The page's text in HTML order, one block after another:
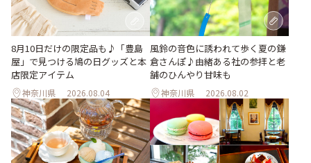
8月10日だけの限定品も♪「豊島
屋」で見つける鳩の日グッズと本
店限定アイテム
神奈川県 2026.08.04
風鈴の音色に誘われて歩く夏の鎌
倉さんぽ♪由緒ある社の参拝と老
舗のひんやり甘味も
神奈川県 2026.08.02